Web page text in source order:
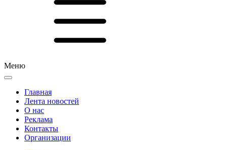
Меню
Главная
Лента новостей
О нас
Реклама
Контакты
Организации